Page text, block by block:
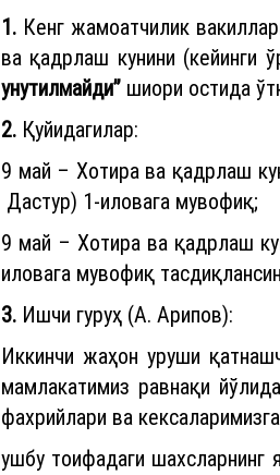
1. Кенг жамоатчилик
ва қадрлаш кунини (кейинги
унутилмайди” шиори остида
2. Қуйидагилар:
9 май – Хотира ва қадрлаш
Дастур) 1-иловага мувофиқ;
9 май – Хотира ва қадрлаш
иловага мувофиқ
3. Ишчи гуруҳ (А. Арипов):
Иккинчи жаҳон уруши
мамлакатимиз равнақи
фахрийлари ва
ушбу тоифадаги